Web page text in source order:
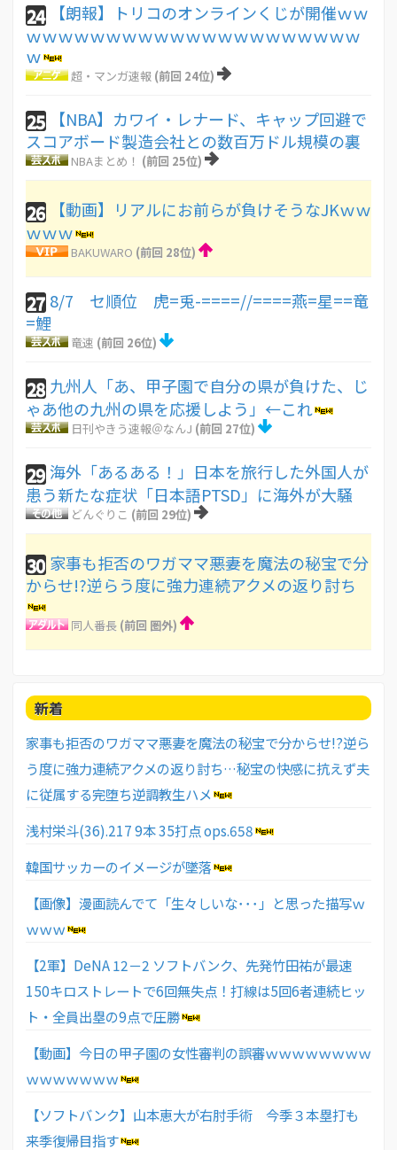
24
【朗報】トリコのオンラインくじが開催ｗｗ
ｗｗｗｗｗｗｗｗｗｗｗｗｗｗｗｗｗｗｗｗｗ
ｗ
超・マンガ速報 (前回 24位)
25
【NBA】カワイ・レナード、キャップ回避で
スコアボード製造会社との数百万ドル規模の裏
NBAまとめ！ (前回 25位)
26
【動画】リアルにお前らが負けそうなJKｗｗ
ｗｗｗ
BAKUWARO (前回 28位)
27 8/7 セ順位 虎=兎-====//====燕=星==竜
=鯉
竜速 (前回 26位)
28 九州人「あ、甲子園で自分の県が負けた、じ
ゃあ他の九州の県を応援しよう」←これ
日刊やきう速報＠なんJ (前回 27位)
29 海外「あるある！」日本を旅行した外国人が
患う新たな症状「日本語PTSD」に海外が大騒
どんぐりこ (前回 29位)
30 家事も拒否のワガママ悪妻を魔法の秘宝で分
からせ!?逆らう度に強力連続アクメの返り討ち
同人番長 (前回 圏外)
新着
家事も拒否のワガママ悪妻を魔法の秘宝で分からせ!?逆ら
う度に強力連続アクメの返り討ち…秘宝の快感に抗えず夫
に従属する完堕ち逆調教生ハメ
浅村栄斗(36).217 9本 35打点 ops.658
韓国サッカーのイメージが墜落
【画像】漫画読んでて「生々しいな･･･」と思った描写ｗ
ｗｗｗ
【2軍】DeNA 12－2 ソフトバンク、先発竹田祐が最速
150キロストレートで6回無失点！打線は5回6者連続ヒッ
ト・全員出塁の9点で圧勝
【動画】今日の甲子園の女性審判の誤審ｗｗｗｗｗｗｗｗ
ｗｗｗｗｗｗｗ
【ソフトバンク】山本恵大が右肘手術 今季３本塁打も
来季復帰目指す